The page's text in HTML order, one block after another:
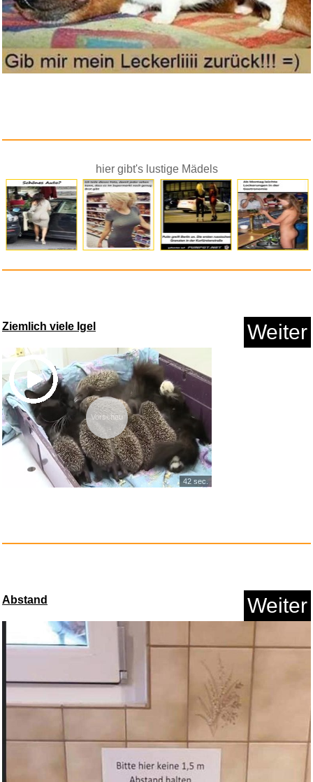
hier gibt's lustige Mädels
Ziemlich viele Igel Weiter
Vorschau
42 sec.
Abstand Weiter